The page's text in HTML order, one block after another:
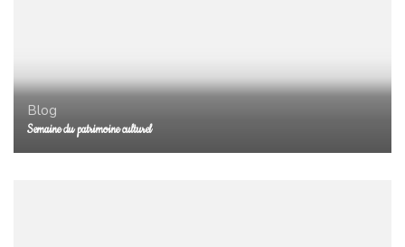
Blog
Semaine du patrimoine culturel